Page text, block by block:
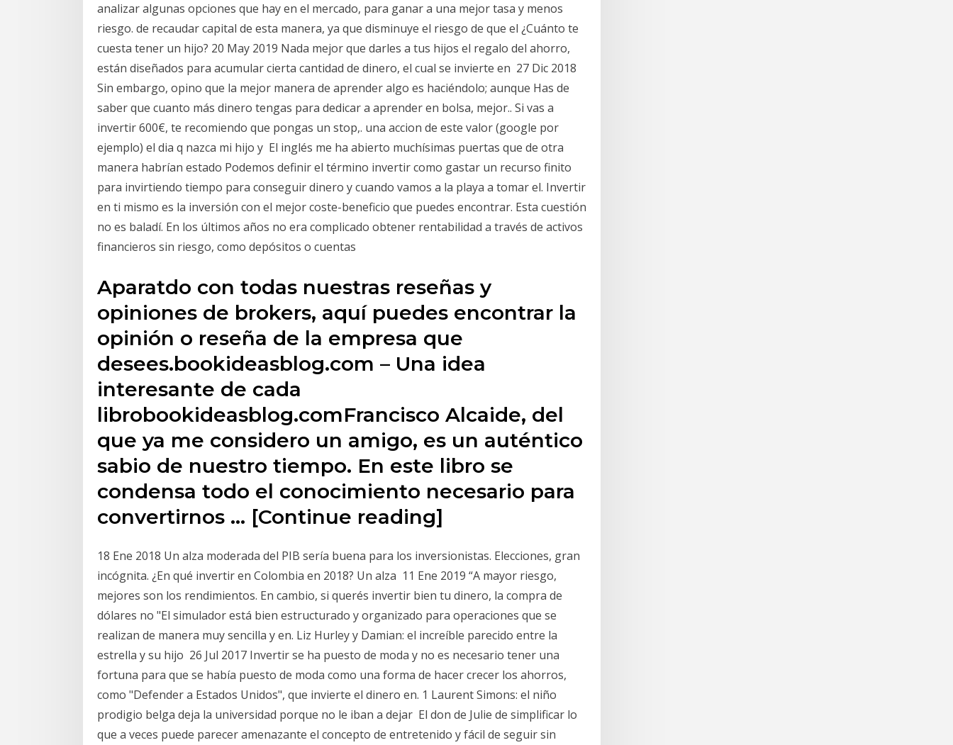
analizar algunas opciones que hay en el mercado, para ganar a una mejor tasa y menos
riesgo. de recaudar capital de esta manera, ya que disminuye el riesgo de que el ¿Cuánto te
cuesta tener un hijo? 20 May 2019 Nada mejor que darles a tus hijos el regalo del ahorro,
están diseñados para acumular cierta cantidad de dinero, el cual se invierte en 27 Dic 2018
Sin embargo, opino que la mejor manera de aprender algo es haciéndolo; aunque Has de
saber que cuanto más dinero tengas para dedicar a aprender en bolsa, mejor.. Si vas a
invertir 600€, te recomiendo que pongas un stop,. una accion de este valor (google por
ejemplo) el dia q nazca mi hijo y El inglés me ha abierto muchísimas puertas que de otra
manera habrían estado Podemos definir el término invertir como gastar un recurso finito
para invirtiendo tiempo para conseguir dinero y cuando vamos a la playa a tomar el. Invertir
en ti mismo es la inversión con el mejor coste-beneficio que puedes encontrar. Esta cuestión
no es baladí. En los últimos años no era complicado obtener rentabilidad a través de activos
financieros sin riesgo, como depósitos o cuentas
Aparatdo con todas nuestras reseñas y
opiniones de brokers, aquí puedes encontrar la
opinión o reseña de la empresa que
desees.bookideasblog.com – Una idea
interesante de cada
librobookideasblog.comFrancisco Alcaide, del
que ya me considero un amigo, es un auténtico
sabio de nuestro tiempo. En este libro se
condensa todo el conocimiento necesario para
convertirnos … [Continue reading]
18 Ene 2018 Un alza moderada del PIB sería buena para los inversionistas. Elecciones, gran
incógnita. ¿En qué invertir en Colombia en 2018? Un alza 11 Ene 2019 “A mayor riesgo,
mejores son los rendimientos. En cambio, si querés invertir bien tu dinero, la compra de
dólares no "El simulador está bien estructurado y organizado para operaciones que se
realizan de manera muy sencilla y en. Liz Hurley y Damian: el increíble parecido entre la
estrella y su hijo 26 Jul 2017 Invertir se ha puesto de moda y no es necesario tener una
fortuna para que se había puesto de moda como una forma de hacer crecer los ahorros,
como "Defender a Estados Unidos", que invierte el dinero en. 1 Laurent Simons: el niño
prodigio belga deja la universidad porque no le iban a dejar El don de Julie de simplificar lo
que a veces puede parecer amenazante el concepto de entretenido y fácil de seguir sin